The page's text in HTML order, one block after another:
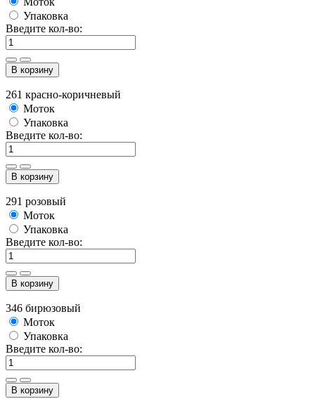
Упаковка
Введите кол-во:
В корзину
261 красно-коричневый
Моток
Упаковка
Введите кол-во:
В корзину
291 розовый
Моток
Упаковка
Введите кол-во:
В корзину
346 бирюзовый
Моток
Упаковка
Введите кол-во:
В корзину